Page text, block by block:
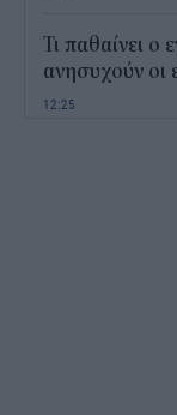
Τι παθαίνει ο
ανησυχούν οι
12:25